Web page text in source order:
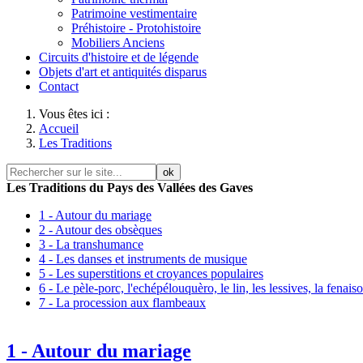
Patrimoine vestimentaire
Préhistoire - Protohistoire
Mobiliers Anciens
Circuits d'histoire et de légende
Objets d'art et antiquités disparus
Contact
Vous êtes ici :
Accueil
Les Traditions
ok
Les Traditions du Pays des Vallées des Gaves
1 - Autour du mariage
2 - Autour des obsèques
3 - La transhumance
4 - Les danses et instruments de musique
5 - Les superstitions et croyances populaires
6 - Le pèle-porc, l'echépélouquèro, le lin, les lessives, la
7 - La procession aux flambeaux
1 - Autour du mariage